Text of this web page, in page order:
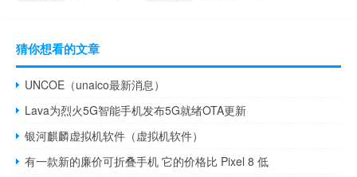
猜你想看的文章
UNCOE（unaico最新消息）
Lava为烈火5G智能手机发布5G就绪OTA更新
银河麒麟虚拟机软件（虚拟机软件）
有一款新的廉价可折叠手机 它的价格比 Pixel 8 低